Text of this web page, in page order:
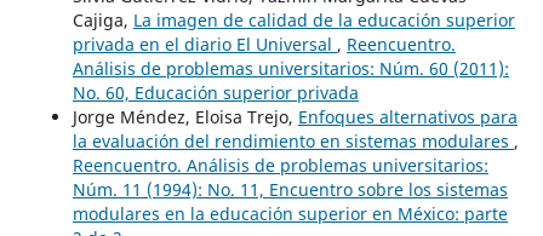
Cajiga, La imagen de calidad de la educación superior
privada en el diario El Universal , Reencuentro.
Análisis de problemas universitarios: Núm. 60 (2011):
No. 60, Educación superior privada
Jorge Méndez, Eloisa Trejo, Enfoques alternativos para
la evaluación del rendimiento en sistemas modulares ,
Reencuentro. Análisis de problemas universitarios:
Núm. 11 (1994): No. 11, Encuentro sobre los sistemas
modulares en la educación superior en México: parte